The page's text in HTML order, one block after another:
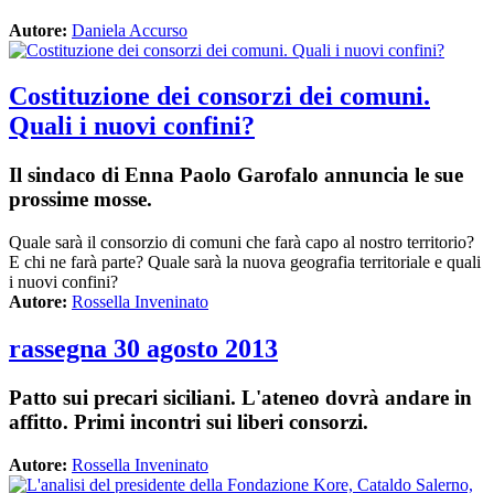
Autore: Daniela Accurso
Costituzione dei consorzi dei comuni.
Quali i nuovi confini?
Il sindaco di Enna Paolo Garofalo annuncia le sue
prossime mosse.
Quale sarà il consorzio di comuni che farà capo al nostro territorio?
E chi ne farà parte? Quale sarà la nuova geografia territoriale e quali
i nuovi confini?
Autore: Rossella Inveninato
rassegna 30 agosto 2013
Patto sui precari siciliani. L'ateneo dovrà andare in
affitto. Primi incontri sui liberi consorzi.
Autore: Rossella Inveninato